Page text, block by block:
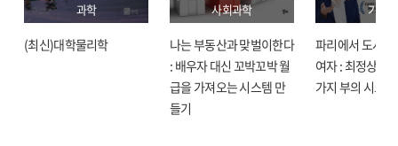
과학
(최신)대학물리학
사회과학
나는 부동산과 맞벌이한다
: 배우자 대신 꼬박꼬박 월
급을 가져오는 시스템 만
들기
기술
파리에서 도시락
여자 : 최정상으
가지 부의 시크릿